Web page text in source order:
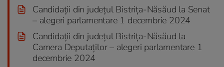
Candidații din județul Bistrița-Năsăud la Senat
– alegeri parlamentare 1 decembrie 2024
Candidații din județul Bistrița-Năsăud la
Camera Deputaţilor – alegeri parlamentare 1
decembrie 2024